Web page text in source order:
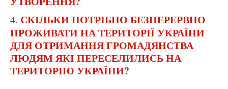
СКІЛЬКИ ПОТРІБНО БЕЗПЕРЕРВНО
ПРОЖИВАТИ НА ТЕРИТОРІЇ УКРАЇНИ
ДЛЯ ОТРИМАННЯ ГРОМАДЯНСТВА
ЛЮДЯМ ЯКІ ПЕРЕСЕЛИЛИСЬ НА
ТЕРИТОРІЮ УКРАЇНИ?